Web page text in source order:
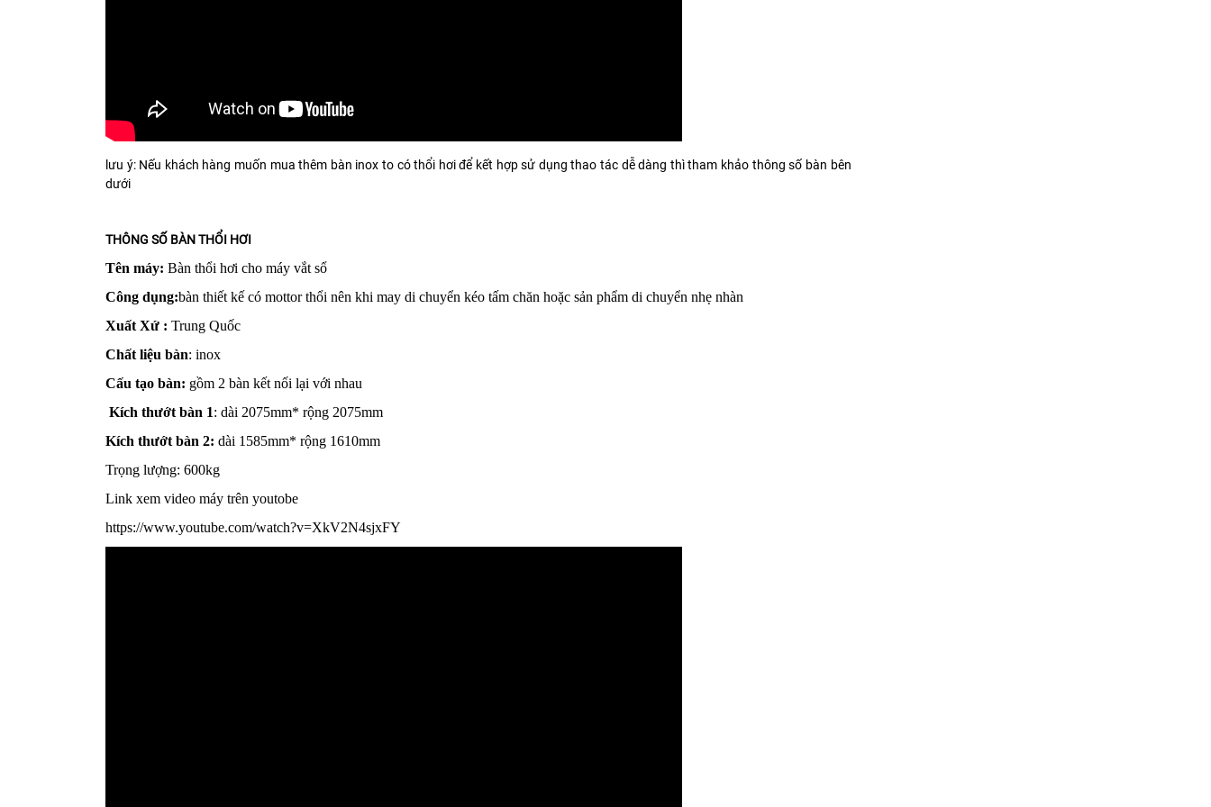
lưu ý: Nếu khách hàng muốn mua thêm bàn inox to có thổi hơi để kết hợp sử dụng thao tác dễ dàng thì tham khảo thông số bàn bên
dưới
THÔNG SỐ BÀN THỔI HƠI
Tên máy: Bàn thổi hơi cho máy vắt sổ
Công dụng:bàn thiết kế có mottor thổi nên khi may di chuyển kéo tấm chăn hoặc sản phẩm di chuyển nhẹ nhàn
Xuất Xứ : Trung Quốc
Chất liệu bàn: inox
Cấu tạo bàn: gồm 2 bàn kết nối lại với nhau
Kích thướt bàn 1: dài 2075mm* rộng 2075mm
Kích thướt bàn 2: dài 1585mm* rộng 1610mm
Trọng lượng: 600kg
Link xem video máy trên youtobe
https://www.youtube.com/watch?v=XkV2N4sjxFY